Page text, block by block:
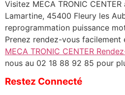
Visitez MECA TRONIC
Lamartine, 45400 Fleury les
reprogrammation puissance
Prenez rendez-vous
MECA TRONIC CENTER
nous au 02 18 88 92 85 pour
Restez Connecté